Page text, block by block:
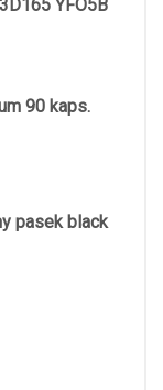
YFO5B
90 kaps.
pasek black